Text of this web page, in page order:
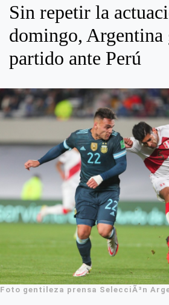
Sin repetir la
domingo, Argentina
partido ante Perú
Foto gentileza prensa SelecciÃ³n